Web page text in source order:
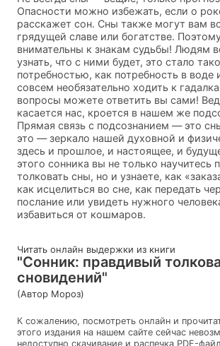
Опасности можно избежать, если о
расскажет сон. Сны также могут вам
грядущей славе или богатстве.
внимательны к знакам судьбы! Людям
узнать, что с ними будет, это стало
потребностью, как потребность в
совсем необязательно ходить к
вопросы можете ответить вы сами!
касается нас, кроется в нашем же
Прямая связь с подсознанием — это
это — зеркало нашей духовной и
здесь и прошлое, и настоящее, и
этого сонника вы не только научитесь
толковать сны, но и узнаете, как
как исцелиться во сне, как передать
послание или увидеть нужного
избавиться от кошмаров.
Читать онлайн выдержки из книги
"Сонник: правдивый
сновидений"
(Автор Мороз)
К сожалению, посмотреть онлайн и
этого издания на нашем сайте сейчас
недоступно скачивание и распечка PDF-